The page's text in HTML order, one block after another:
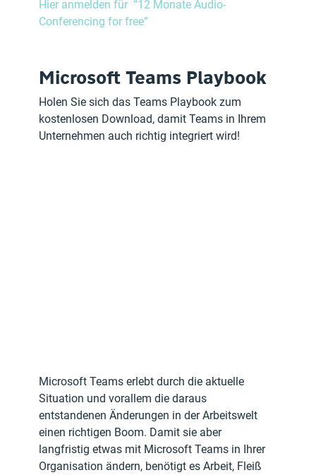
Hier anmelden für  “12 Monate Audio-
Microsoft Teams Playbook
Holen Sie sich das Teams Playbook zum
kostenlosen Download, damit Teams in Ihrem
Unternehmen auch richtig integriert wird!
Microsoft Teams erlebt durch die aktuelle
Situation und vorallem die daraus
entstandenen Änderungen in der Arbeitswelt
einen richtigen Boom. Damit sie aber
langfristig etwas mit Microsoft Teams in Ihrer
Organisation ändern, benötigt es Arbeit, Fleiß